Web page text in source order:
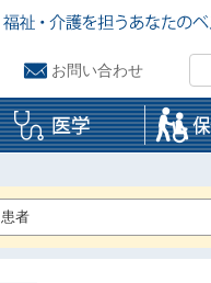
お問い合わせ